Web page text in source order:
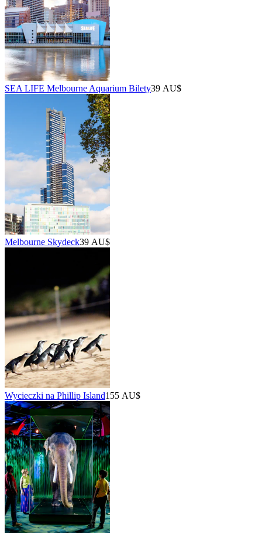
SEA LIFE Melbourne Aquarium Bilety39 AU$
Melbourne Skydeck39 AU$
Wycieczki na Phillip Island155 AU$